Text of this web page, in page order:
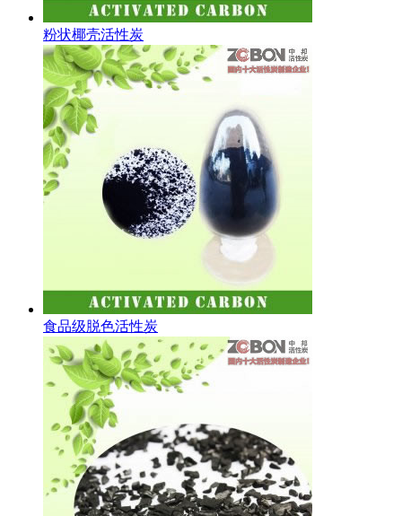
粉状椰壳活性炭
食品级脱色活性炭